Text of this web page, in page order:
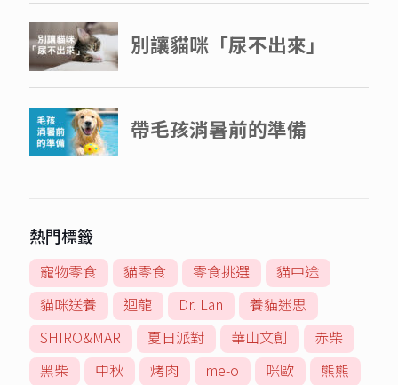
熱門標籤
寵物零食 貓零食 零食挑選
貓中途
貓咪送養
迴龍 Dr. Lan
養貓迷思
SHIRO&MAR
夏日派對 華山文創
赤柴
黑柴
中秋 烤肉 me-o 咪歐
熊熊